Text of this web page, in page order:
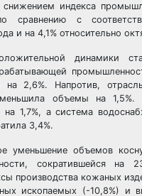
снижением индекса
сравнению с
и на 4,1% относительно
динамики
на 2,6%. Напротив,
объемы на 1,5%.
на 1,7%, а система
3,4%.
уменьшение объемов
сократившейся на
производства кожаных
ископаемых (-10,8%) и